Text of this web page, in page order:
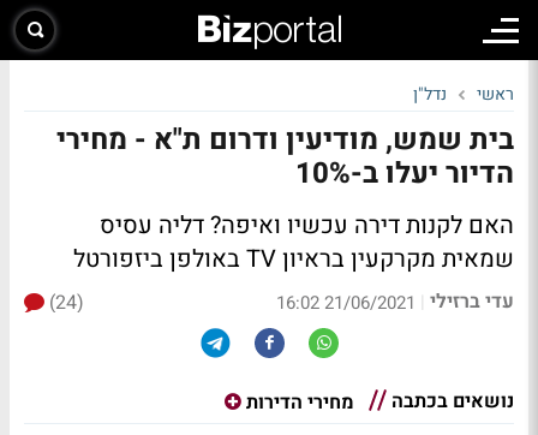
ראשי נדל"ן
בית שמש, מודיעין ודרום ת"א - מחירי
הדיור יעלו ב-10%
האם לקנות דירה עכשיו ואיפה? דליה עסיס
שמאית מקרקעין בראיון TV באולפן ביזפורטל
עדי ברזילי |
21/06/2021 16:02
(24)
נושאים בכתבה מחירי הדירות